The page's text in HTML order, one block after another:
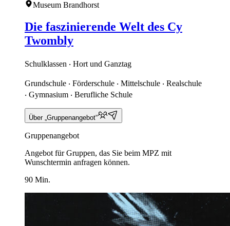
Museum Brandhorst
Die faszinierende Welt des Cy
Twombly
Schulklassen ‧ Hort und Ganztag
Grundschule ‧ Förderschule ‧ Mittelschule ‧ Realschule
‧ Gymnasium ‧ Berufliche Schule
Über „Gruppenangebot“
Gruppenangebot
Angebot für Gruppen, das Sie beim MPZ mit
Wunschtermin anfragen können.
90 Min.